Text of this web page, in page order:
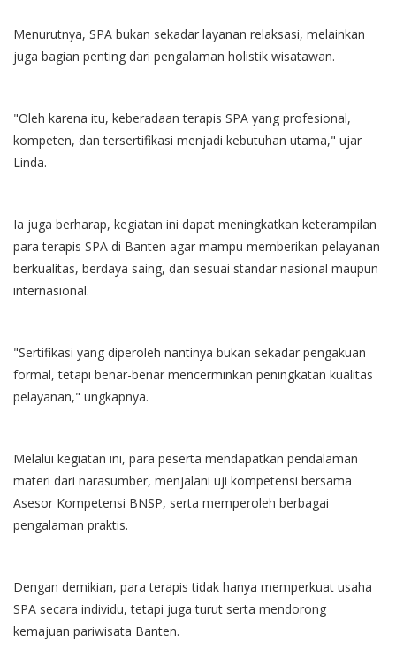
Menurutnya, SPA bukan sekadar layanan relaksasi, melainkan
juga bagian penting dari pengalaman holistik wisatawan.
"Oleh karena itu, keberadaan terapis SPA yang profesional,
kompeten, dan tersertifikasi menjadi kebutuhan utama," ujar
Linda.
​Ia juga berharap, kegiatan ini dapat meningkatkan keterampilan
para terapis SPA di Banten agar mampu memberikan pelayanan
berkualitas, berdaya saing, dan sesuai standar nasional maupun
internasional.
"Sertifikasi yang diperoleh nantinya bukan sekadar pengakuan
formal, tetapi benar-benar mencerminkan peningkatan kualitas
pelayanan," ungkapnya.
​Melalui kegiatan ini, para peserta mendapatkan pendalaman
materi dari narasumber, menjalani uji kompetensi bersama
Asesor Kompetensi BNSP, serta memperoleh berbagai
pengalaman praktis.
Dengan demikian, para terapis tidak hanya memperkuat usaha
SPA secara individu, tetapi juga turut serta mendorong
kemajuan pariwisata Banten.